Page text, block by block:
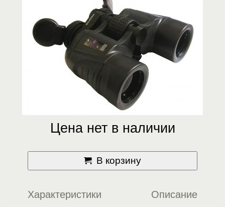
Цена нет в наличии
В корзину
Характеристики Описание